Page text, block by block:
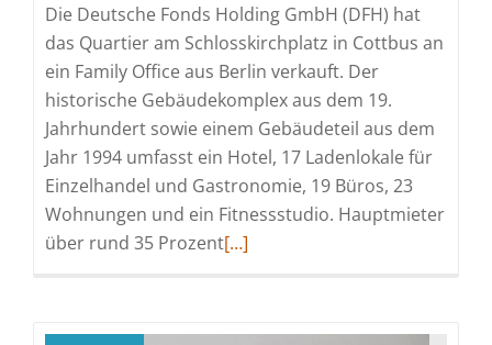
Die Deutsche Fonds Holding GmbH (DFH) hat
das Quartier am Schlosskirchplatz in Cottbus an
ein Family Office aus Berlin verkauft. Der
historische Gebäudekomplex aus dem 19.
Jahrhundert sowie einem Gebäudeteil aus dem
Jahr 1994 umfasst ein Hotel, 17 Ladenlokale für
Einzelhandel und Gastronomie, 19 Büros, 23
Wohnungen und ein Fitnessstudio. Hauptmieter
über rund 35 ProzentRead
[…]